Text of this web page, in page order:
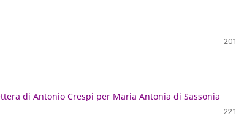
di Antonio Crespi per Maria Antonia di Sassonia